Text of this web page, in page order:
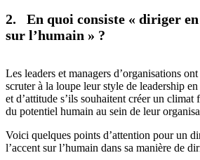
2. En quoi consiste « diriger
sur l’humain » ?
Les leaders et managers d’organisations
scruter à la loupe leur style de leadership
et d’attitude s’ils souhaitent créer un
du potentiel humain au sein de leur
Voici quelques points d’attention pour un
l’accent sur l’humain dans sa manière de